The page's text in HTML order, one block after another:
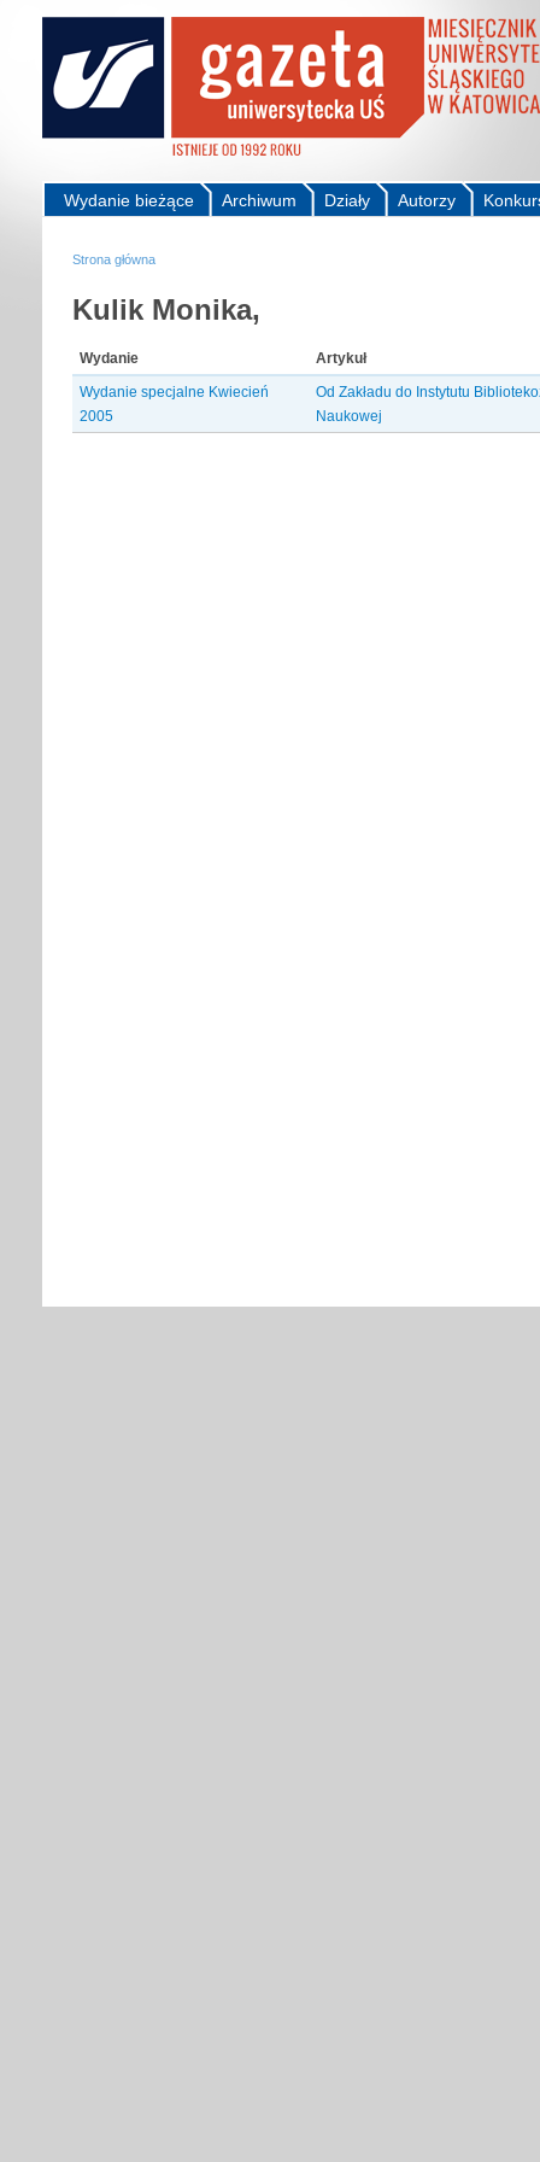
Autorzy
Działy
Archiwum
Wydanie bieżące
Strona główna
Kulik Monika,
Wydanie
Artykuł
Wydanie specjalne Kwiecień
2005
Od Zakładu do Instytutu
Naukowej